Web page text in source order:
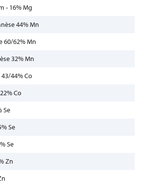
- 16% Mg
44% Mn
60/62% Mn
32% Mn
44% Co
Co
Se
Se
Se
Zn